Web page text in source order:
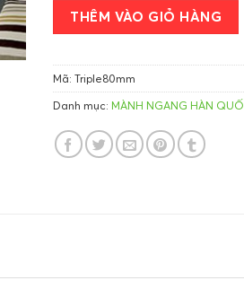
THÊM VÀO GIỎ HÀNG
Mã: Triple80mm
Danh mục: MÀNH NGANG HÀN